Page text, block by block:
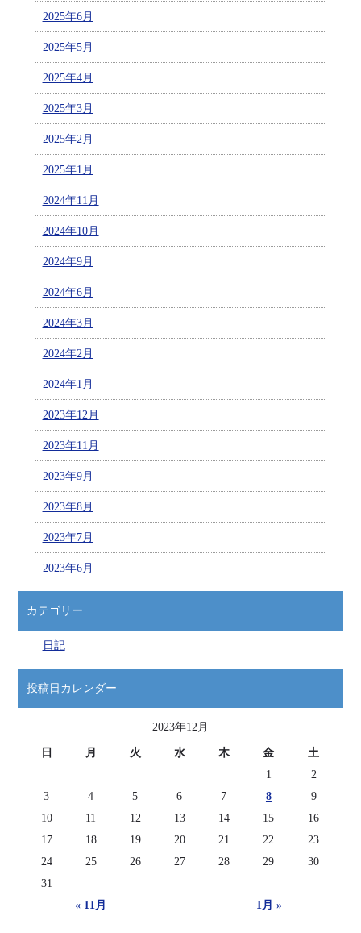
2025年6月
2025年5月
2025年4月
2025年3月
2025年2月
2025年1月
2024年11月
2024年10月
2024年9月
2024年6月
2024年3月
2024年2月
2024年1月
2023年12月
2023年11月
2023年9月
2023年8月
2023年7月
2023年6月
カテゴリー
日記
投稿日カレンダー
2023年12月
日 月 火 水 木 金 土
« 11月 1月 »
1
2
3
4 5 6 7 8
9
10
11 12 13 14 15
16
17
18 19 20 21 22
23
24
25 26 27 28 29
30
31